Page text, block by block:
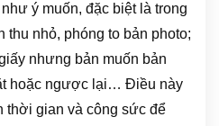
ý muốn, đặc biệt là trong
nhỏ, phóng to bản photo;
nhưng bản muốn bản
hoặc ngược lại… Điều này
thời gian và công sức để